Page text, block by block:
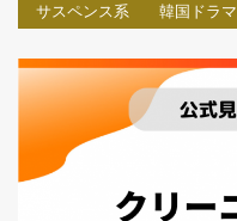
サスペンス系 韓国ドラマ